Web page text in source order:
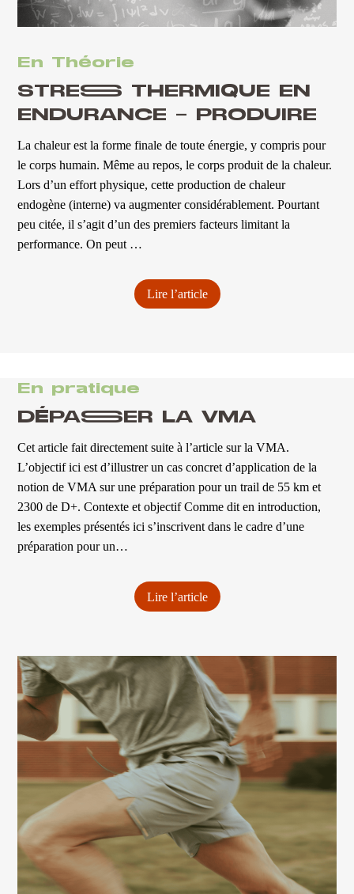
En Théorie
STRESS THERMIQUE EN
ENDURANCE – PRODUIRE
La chaleur est la forme finale de toute énergie, y compris pour
le corps humain. Même au repos, le corps produit de la chaleur.
Lors d’un effort physique, cette production de chaleur
endogène (interne) va augmenter considérablement. Pourtant
peu citée, il s’agit d’un des premiers facteurs limitant la
performance. On peut …
Lire l’article
En pratique
DÉPASSER LA VMA
Cet article fait directement suite à l’article sur la VMA.
L’objectif ici est d’illustrer un cas concret d’application de la
notion de VMA sur une préparation pour un trail de 55 km et
2300 de D+. Contexte et objectif Comme dit en introduction,
les exemples présentés ici s’inscrivent dans le cadre d’une
préparation pour un…
Lire l’article